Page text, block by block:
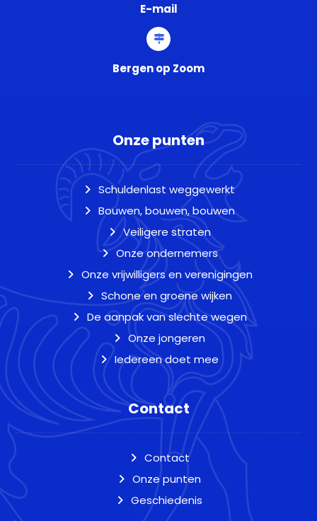
E-mail
Bergen op Zoom
Onze punten
Schuldenlast weggewerkt
Bouwen, bouwen, bouwen
Veiligere straten
Onze ondernemers
Onze vrijwilligers en verenigingen
Schone en groene wijken
De aanpak van slechte wegen
Onze jongeren
Iedereen doet mee
Contact
Contact
Onze punten
Geschiedenis